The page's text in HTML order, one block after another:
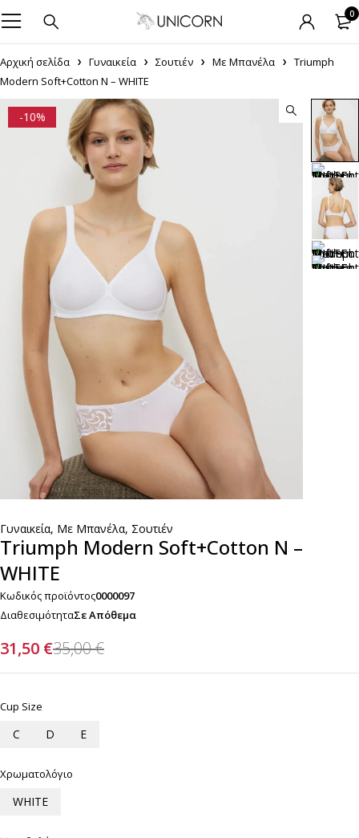
0
Αρχική σελίδα Γυναικεία Σουτιέν Με Μπανέλα
Triumph
Modern Soft+Cotton N – WHITE
-10%
Γυναικεία, Με Μπανέλα, Σουτιέν
Triumph Modern Soft+Cotton N –
WHITE
Κωδικός προϊόντος0000097
ΔιαθεσιμότηταΣε Απόθεμα
35,00€
31,50 €
Cup Size
C D E
Χρωματολόγιο
WHITE